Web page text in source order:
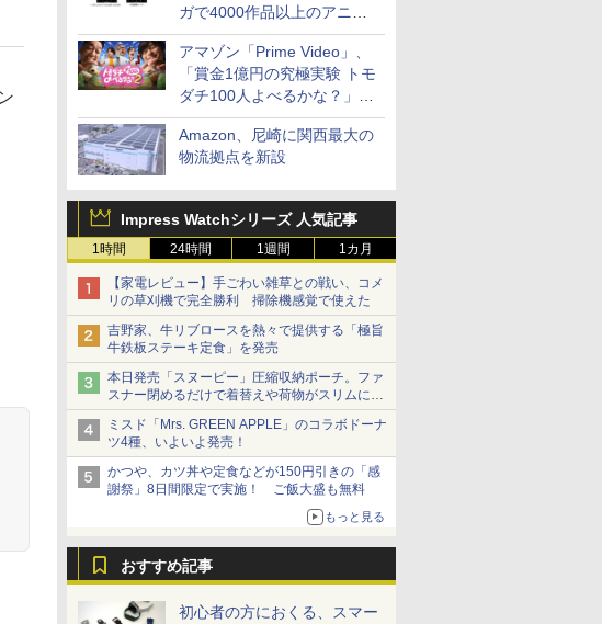
ガで4000作品以上のアニメ
見放題
アマゾン「Prime Video」、
「賞金1億円の究極実験 トモ
ダチ100人よべるかな？」シ
ーズン2の参加者公開
Amazon、尼崎に関西最大の
物流拠点を新設
Impress Watchシリーズ 人気記事
1時間 24時間 1週間 1カ月
【家電レビュー】手ごわい雑草との戦い、コメ
リの草刈機で完全勝利 掃除機感覚で使えた
吉野家、牛リブロースを熱々で提供する「極旨
牛鉄板ステーキ定食」を発売
本日発売「スヌーピー」圧縮収納ポーチ。ファ
スナー閉めるだけで着替えや荷物がスリムにま
とまる
ミスド「Mrs. GREEN APPLE」のコラボドーナ
ツ4種、いよいよ発売！
かつや、カツ丼や定食などが150円引きの「感
謝祭」8日間限定で実施！ ご飯大盛も無料
もっと見る
おすすめ記事
初心者の方におくる、スマー